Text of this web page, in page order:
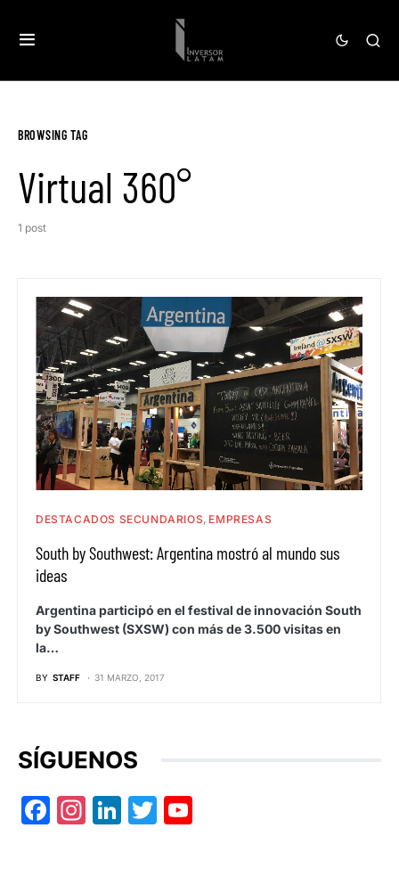
BROWSING TAG
Virtual 360°
1 post
DESTACADOS SECUNDARIOS EMPRESAS
South by Southwest: Argentina mostró al mundo sus
ideas
Argentina participó en el festival de innovación South
by Southwest (SXSW) con más de 3.500 visitas en
la…
BY STAFF 31 MARZO, 2017
SÍGUENOS
Facebook
Instagram
LinkedIn
Twitter